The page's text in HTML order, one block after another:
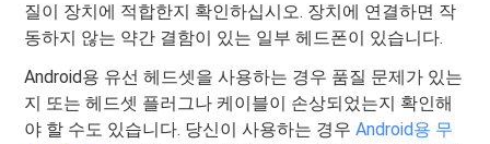
질이 장치에 적합한지 확인하십시오. 장치에 연결하면 작
동하지 않는 약간 결함이 있는 일부 헤드폰이 있습니다.
Android용 유선 헤드셋을 사용하는 경우 품질 문제가 있는
지 또는 헤드셋 플러그나 케이블이 손상되었는지 확인해
야 할 수도 있습니다. 당신이 사용하는 경우Android용 무